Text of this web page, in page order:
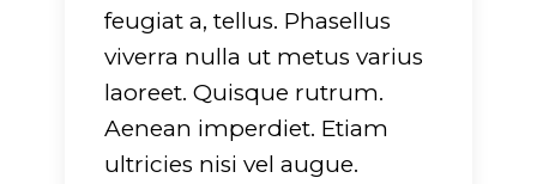
feugiat a, tellus. Phasellus
viverra nulla ut metus varius
laoreet. Quisque rutrum.
Aenean imperdiet. Etiam
ultricies nisi vel augue.